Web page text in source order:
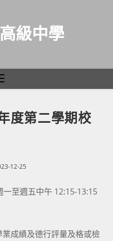
級中學
度第二學期校
12-25
至週五中午 12:15-13:15
成績及德行評量及格或檢